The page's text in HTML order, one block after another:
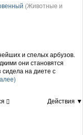
(Животные и
и спелых арбузов.
они становятся
сидела на диете с
Действия ▼